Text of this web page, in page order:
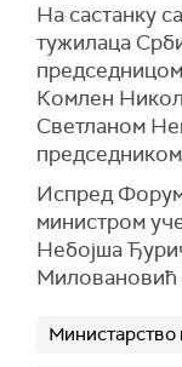
На састанку
тужилаца
Комлен
Светланом
Испред
министром
Небојша
Миловановић
Министарство